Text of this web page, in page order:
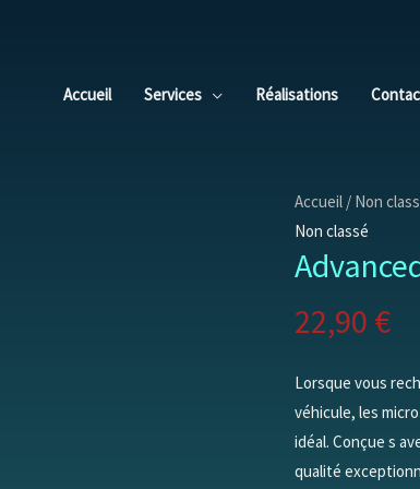
Accueil
Services Réalisations
Accueil/ Non
Non classé
22,90 €
Lorsque vous
véhicule, les
idéal. Conçue s
qualité
Microfibre
5)